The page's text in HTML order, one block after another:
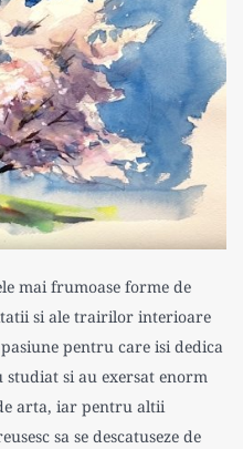
mai frumoase forme de
si ale trairilor interioare
pentru care isi dedica
si au exersat enorm
arta, iar pentru altii
sa se descatuseze de